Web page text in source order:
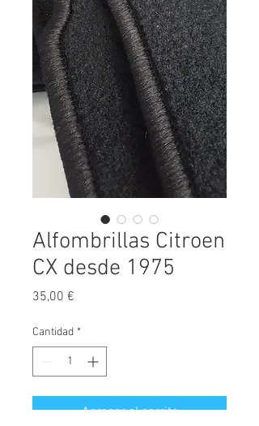
Alfombrillas Citroen
CX desde 1975
35,00 €
Cantidad *
Agregar al carrito